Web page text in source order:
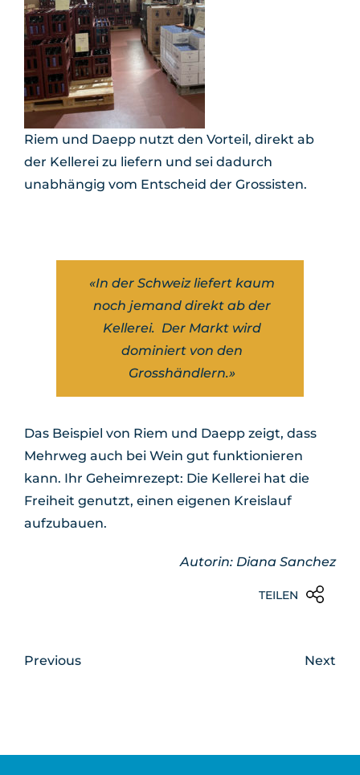
Riem und Daepp nutzt den Vorteil, direkt ab
der Kellerei zu liefern und sei dadurch
unabhängig vom Entscheid der Grossisten.
«In der Schweiz liefert kaum
noch jemand direkt ab der
Kellerei. Der Markt wird
dominiert von den
Grosshändlern.»
Das Beispiel von Riem und Daepp zeigt, dass
Mehrweg auch bei Wein gut funktionieren
kann. Ihr Geheimrezept: Die Kellerei hat die
Freiheit genutzt, einen eigenen Kreislauf
aufzubauen.
Autorin: Diana Sanchez
TEILEN
Previous Next